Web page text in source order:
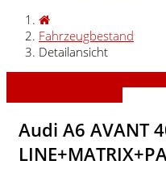
Fahrzeugbestand
Detailansicht
Audi A6 AVANT